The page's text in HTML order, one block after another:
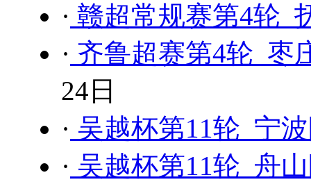
· 赣超常规赛第4轮
· 齐鲁超赛第4轮 枣
24日
· 吴越杯第11轮 宁
· 吴越杯第11轮 舟